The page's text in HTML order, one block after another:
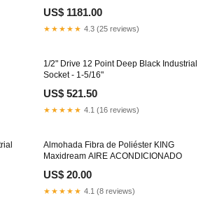
US$ 1181.00
★★★★★ 4.3 (25 reviews)
1/2" Drive 12 Point Deep Black Industrial
Socket - 1-5/16"
US$ 521.50
★★★★★ 4.1 (16 reviews)
Almohada Fibra de Poliéster KING
Maxidream AIRE ACONDICIONADO
US$ 20.00
★★★★★ 4.1 (8 reviews)